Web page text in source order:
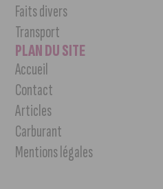
Faits divers
Transport
PLAN DU SITE
Accueil
Contact
Articles
Carburant
Mentions légales